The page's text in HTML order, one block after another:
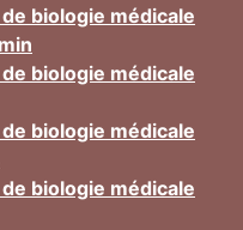
biologie médicale
biologie médicale
biologie médicale
biologie médicale